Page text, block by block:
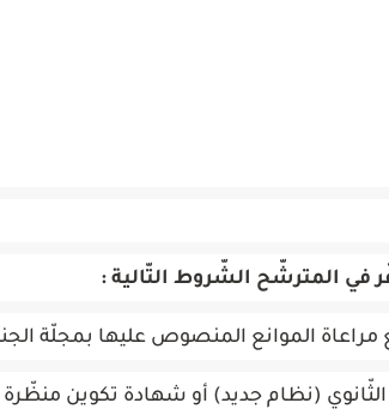
في المترشّح الشّروط التّالية :
الموانع المنصوص عليها بمجلّة
الثّانوي (نظام جديد) أو شهادة تكوين